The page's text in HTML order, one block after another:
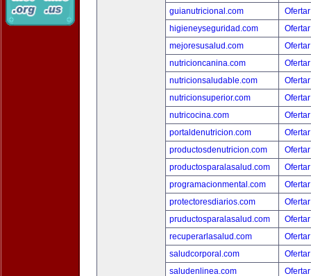
guianutricional.com
higieneyseguridad.com
mejoresusalud.com
nutricioncanina.com
nutricionsaludable.com
nutricionsuperior.com
nutricocina.com
portaldenutricion.com
productosdenutricion.com
productosparalasalud.com
programacionmental.com
protectoresdiarios.com
pruductosparalasalud.com
recuperarlasalud.com
saludcorporal.com
saludenlinea.com